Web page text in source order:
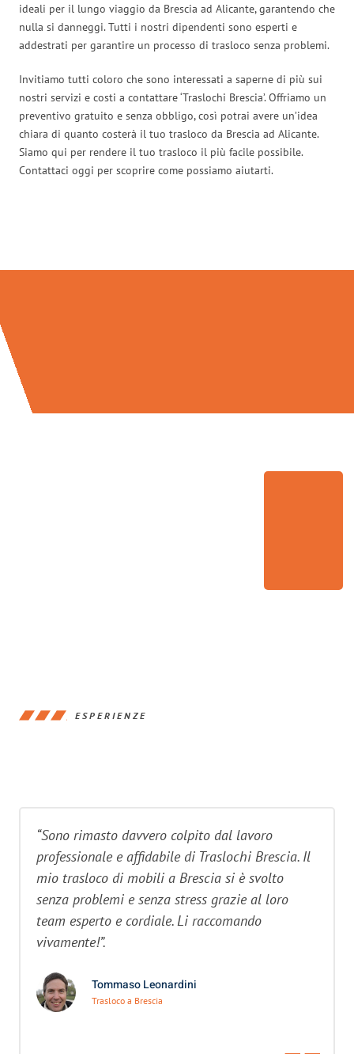
ideali per il lungo viaggio da Brescia ad Alicante, garantendo che
nulla si danneggi. Tutti i nostri dipendenti sono esperti e
addestrati per garantire un processo di trasloco senza problemi.
Invitiamo tutti coloro che sono interessati a saperne di più sui
nostri servizi e costi a contattare ‘Traslochi Brescia’. Offriamo un
preventivo gratuito e senza obbligo, così potrai avere un’idea
chiara di quanto costerà il tuo trasloco da Brescia ad Alicante.
Siamo qui per rendere il tuo trasloco il più facile possibile.
Contattaci oggi per scoprire come possiamo aiutarti.
ESPERIENZE
“Sono rimasto davvero colpito dal lavoro
professionale e affidabile di Traslochi Brescia. Il
mio trasloco di mobili a Brescia si è svolto
senza problemi e senza stress grazie al loro
team esperto e cordiale. Li raccomando
vivamente!”.
Tommaso Leonardini
Trasloco a Brescia